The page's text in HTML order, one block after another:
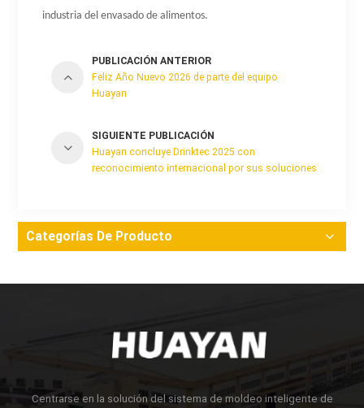
industria del envasado de alimentos.
PUBLICACIÓN ANTERIOR
Feliz Año Nuevo 2026 de parte del equipo
Huayan
SIGUIENTE PUBLICACIÓN
Huayan concluye Drinktec 2025 con
reconocimiento internacional por sus soluciones
Categorías De Producto
Centrarse en la solución del sistema de moldeo inteligente de